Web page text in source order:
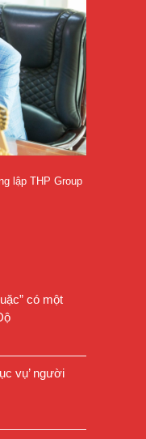
lập THP Group
có một
vụ’ người